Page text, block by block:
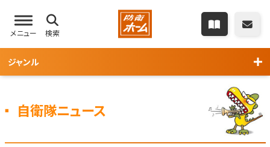
メニュー 検索
ジャンル
自衛隊ニュース